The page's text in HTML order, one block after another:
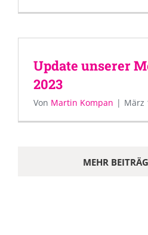
Update unserer
2023
Von Martin Kompan | März
MEHR